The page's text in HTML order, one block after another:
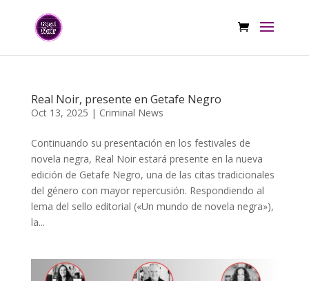
Real Noir, presente en Getafe Negro
Oct 13, 2025 | Criminal News
Continuando su presentación en los festivales de
novela negra, Real Noir estará presente en la nueva
edición de Getafe Negro, una de las citas tradicionales
del género con mayor repercusión. Respondiendo al
lema del sello editorial («Un mundo de novela negra»),
la...